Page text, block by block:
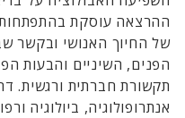
ההרצאה עוסקת בהתפתחות
של החיוך האנושי ובקשר
הפנים, השיניים והבעות
תקשורת חברתית ורגשית.
אנתרופולוגיה, ביולוגיה